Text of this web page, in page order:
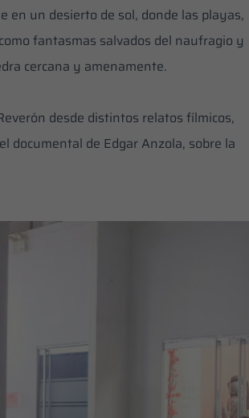
en un desierto de sol, donde las playas,
fantasmas salvados del naufragio y
cercana y amenamente.
desde distintos relatos fílmicos,
documental de Edgar Anzola, sobre la